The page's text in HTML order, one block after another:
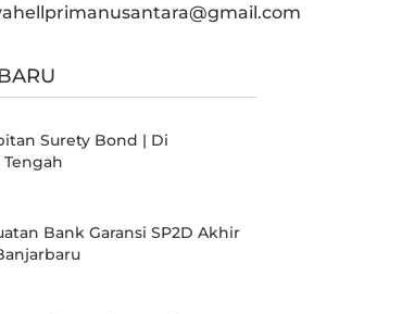
Surety Bond | Di
Bank Garansi SP2D Akhir